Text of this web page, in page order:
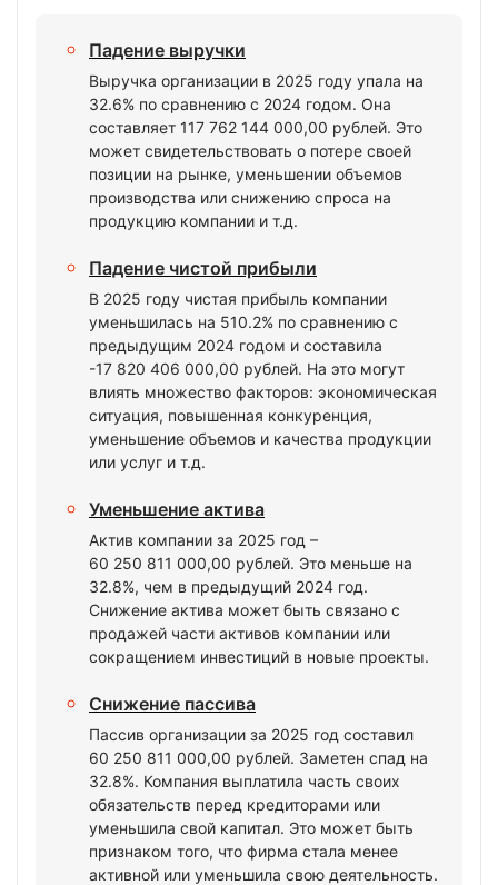
Падение выручки
Выручка организации в 2025 году упала на
32.6% по сравнению с 2024 годом. Она
составляет 117 762 144 000,00 рублей. Это
может свидетельствовать о потере своей
позиции на рынке, уменьшении объемов
производства или снижению спроса на
продукцию компании и т.д.
Падение чистой прибыли
В 2025 году чистая прибыль компании
уменьшилась на 510.2% по сравнению с
предыдущим 2024 годом и составила
-17 820 406 000,00 рублей. На это могут
влиять множество факторов: экономическая
ситуация, повышенная конкуренция,
уменьшение объемов и качества продукции
или услуг и т.д.
Уменьшение актива
Актив компании за 2025 год –
60 250 811 000,00 рублей. Это меньше на
32.8%, чем в предыдущий 2024 год.
Снижение актива может быть связано с
продажей части активов компании или
сокращением инвестиций в новые проекты.
Снижение пассива
Пассив организации за 2025 год составил
60 250 811 000,00 рублей. Заметен спад на
32.8%. Компания выплатила часть своих
обязательств перед кредиторами или
уменьшила свой капитал. Это может быть
признаком того, что фирма стала менее
активной или уменьшила свою деятельность.